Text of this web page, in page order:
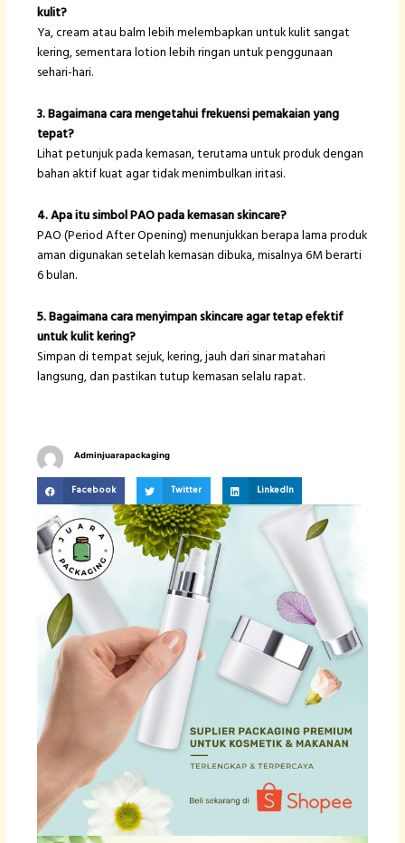
Adminjuarapackaging
Facebook Twitter LinkedIn
kulit?
Ya, cream atau balm lebih melembapkan untuk kulit sangat
kering, sementara lotion lebih ringan untuk penggunaan
sehari-hari.
3. Bagaimana cara mengetahui frekuensi pemakaian yang
tepat?
Lihat petunjuk pada kemasan, terutama untuk produk dengan
bahan aktif kuat agar tidak menimbulkan iritasi.
4. Apa itu simbol PAO pada kemasan skincare?
PAO (Period After Opening) menunjukkan berapa lama produk
aman digunakan setelah kemasan dibuka, misalnya 6M berarti
6 bulan.
5. Bagaimana cara menyimpan skincare agar tetap efektif
untuk kulit kering?
Simpan di tempat sejuk, kering, jauh dari sinar matahari
langsung, dan pastikan tutup kemasan selalu rapat.